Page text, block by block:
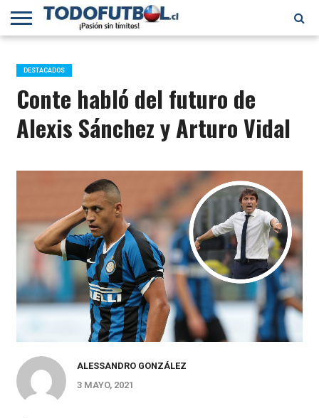
PRIMERA
B
SELECCIÓN
CHILENA
CHILENOS
EN EL
MUNDO
FÚTBOL
INTERNACIONAL
DESTACADOS
Conte habló del futuro de
Alexis Sánchez y Arturo Vidal
ALESSANDRO GONZÁLEZ
3 MAYO, 2021